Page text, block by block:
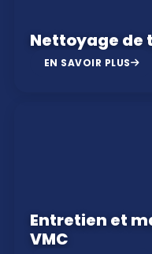
Nettoyage de
EN SAVOIR PLUS
Entretien et
VMC